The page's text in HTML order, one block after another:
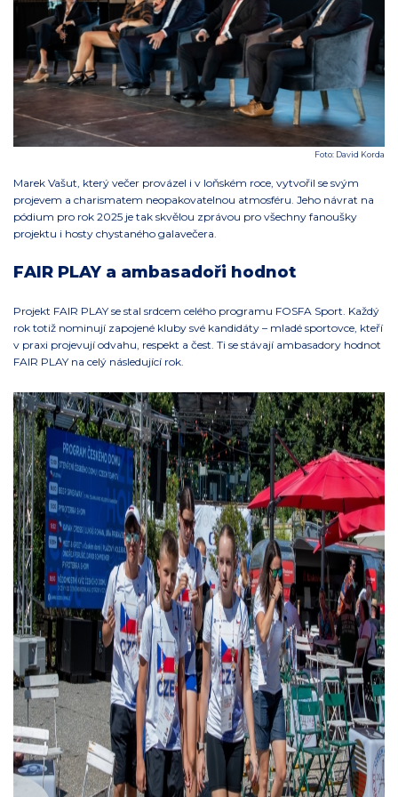
Foto: David Korda
Marek Vašut, který večer provázel i v loňském roce, vytvořil se svým
projevem a charismatem neopakovatelnou atmosféru. Jeho návrat na
pódium pro rok 2025 je tak skvělou zprávou pro všechny fanoušky
projektu i hosty chystaného galavečera.
FAIR PLAY a ambasadoři hodnot
Projekt FAIR PLAY se stal srdcem celého programu FOSFA Sport. Každý
rok totiž nominují zapojené kluby své kandidáty – mladé sportovce, kteří
v praxi projevují odvahu, respekt a čest. Ti se stávají ambasadory hodnot
FAIR PLAY na celý následující rok.